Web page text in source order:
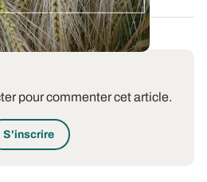
pour commenter cet article.
S'inscrire